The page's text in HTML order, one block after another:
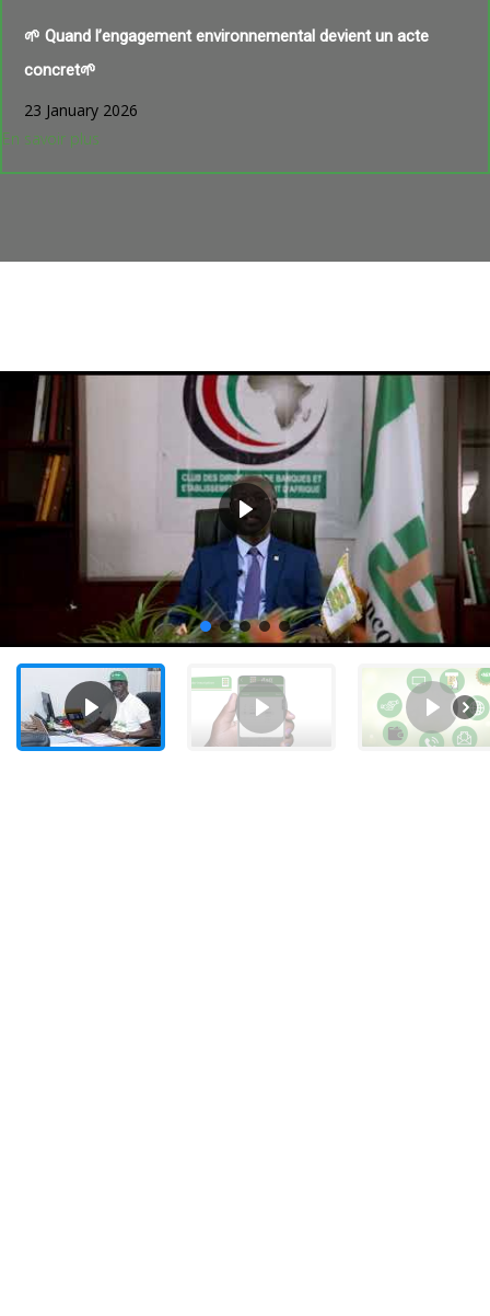
🌱 Quand l’engagement environnemental devient un acte
concret🌱
23 January 2026
En savoir plus